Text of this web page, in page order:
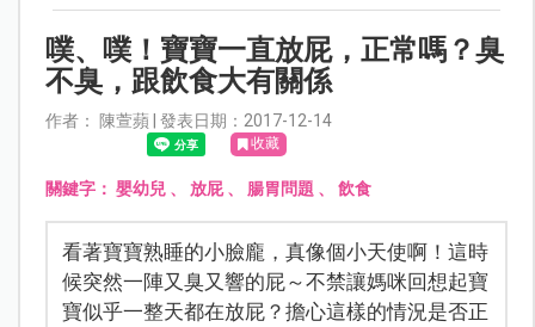
噗、噗！寶寶一直放屁，正常嗎？臭
不臭，跟飲食大有關係
作者： 陳萱蘋 | 發表日期：2017-12-14
收藏
關鍵字： 嬰幼兒、 放屁、 腸胃問題 、 飲食
看著寶寶熟睡的小臉龐，真像個小天使啊！這時
候突然一陣又臭又響的屁～不禁讓媽咪回想起寶
寶似乎一整天都在放屁？擔心這樣的情況是否正